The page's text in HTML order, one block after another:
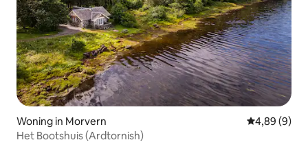
Woning in Morvern Gemiddelde
4,89 (9)
Het Bootshuis (Ardtornish)